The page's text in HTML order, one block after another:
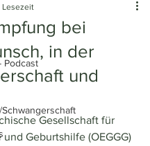
Podcast
bei
in der
und
Lesezeit
Gesellschaft für
Geburtshilfe (OEGGG)